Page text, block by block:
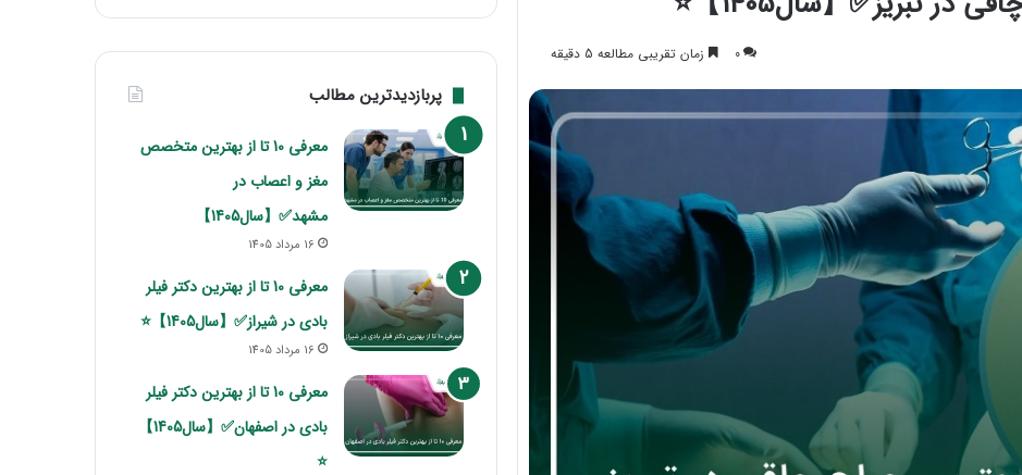
0 زمان تقریبی مطالعه 5 دقیقه
پربازدیدترین مطالب
معرفی 10 تا از بهترین متخصص
مغز و اعصاب در
مشهد✅【سال1405】
16 مرداد 1405
معرفی 10 تا از بهترین دکتر فیلر
بادی در شیراز✅【سال1405】⭐
16 مرداد 1405
معرفی 10 تا از بهترین دکتر فیلر
بادی در اصفهان✅【سال1405】
⭐